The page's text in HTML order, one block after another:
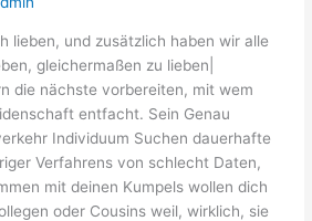
lieben, und zusätzlich haben wir alle
gleichermaßen zu lieben|
die nächste vorbereiten, mit wem
entfacht. Sein Genau
Individuum Suchen dauerhafte
Verfahrens von schlecht Daten,
mit deinen Kumpels wollen dich
oder Cousins ​​weil, wirklich, sie